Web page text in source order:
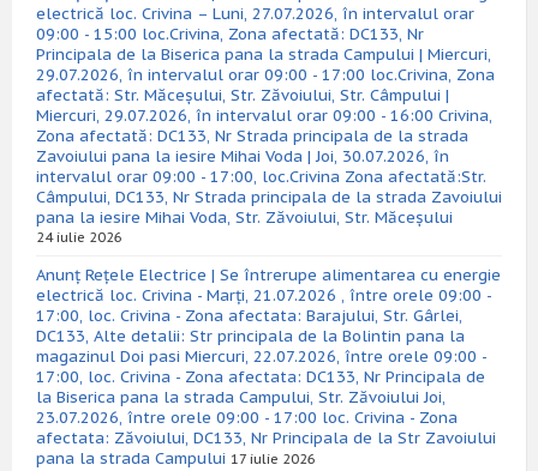
electrică loc. Crivina – Luni, 27.07.2026, în intervalul orar
09:00 - 15:00 loc.Crivina, Zona afectată: DC133, Nr
Principala de la Biserica pana la strada Campului | Miercuri,
29.07.2026, în intervalul orar 09:00 - 17:00 loc.Crivina, Zona
afectată: Str. Măceșului, Str. Zăvoiului, Str. Câmpului |
Miercuri, 29.07.2026, în intervalul orar 09:00 - 16:00 Crivina,
Zona afectată: DC133, Nr Strada principala de la strada
Zavoiului pana la iesire Mihai Voda | Joi, 30.07.2026, în
intervalul orar 09:00 - 17:00, loc.Crivina Zona afectată:Str.
Câmpului, DC133, Nr Strada principala de la strada Zavoiului
pana la iesire Mihai Voda, Str. Zăvoiului, Str. Măceșului
24 iulie 2026
Anunț Rețele Electrice | Se întrerupe alimentarea cu energie
electrică loc. Crivina - Marți, 21.07.2026 , între orele 09:00 -
17:00, loc. Crivina - Zona afectata: Barajului, Str. Gârlei,
DC133, Alte detalii: Str principala de la Bolintin pana la
magazinul Doi pasi Miercuri, 22.07.2026, între orele 09:00 -
17:00, loc. Crivina - Zona afectata: DC133, Nr Principala de
la Biserica pana la strada Campului, Str. Zăvoiului Joi,
23.07.2026, între orele 09:00 - 17:00 loc. Crivina - Zona
afectata: Zăvoiului, DC133, Nr Principala de la Str Zavoiului
pana la strada Campului 17 iulie 2026